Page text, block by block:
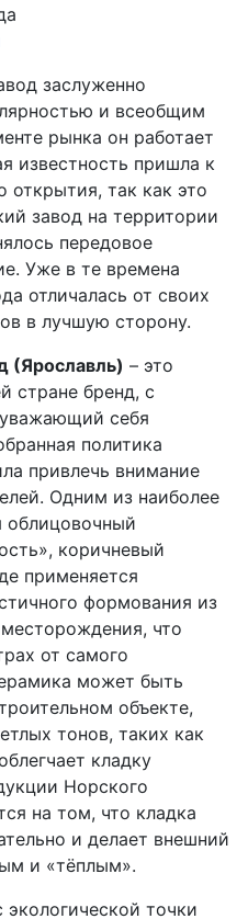
заслуженно
и всеобщим
рынка он работает
известность пришла к
открытия, так как это
завод на территории
передовое
Уже в те времена
отличалась от своих
в лучшую сторону.
(Ярославль) – это
стране бренд, с
себя
политика
привлечь внимание
Одним из наиболее
облицовочный
коричневый
применяется
формования из
что
от самого
может быть
объекте,
тонов, таких как
кладку
Норского
на том, что кладка
и делает внешний
и «тёплым».
точки